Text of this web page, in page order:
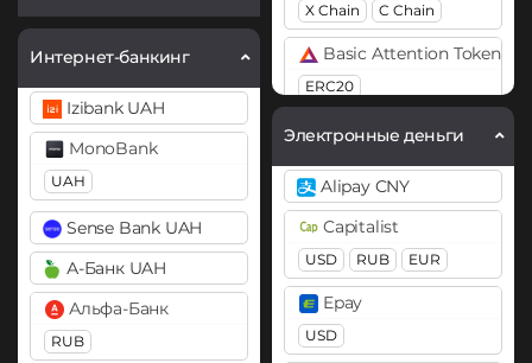
Интернет-банкинг
Izibank UAH
MonoBank
UAH
Sense Bank UAH
А-Банк UAH
Альфа-Банк
RUB
X Chain C Chain
Basic Attention Token
ERC20
Binance Coin (BNB)
BEP20 BEP2
Bitcoin (BTC)
BTC BEP20
OP
ARB AVAXC
Bitcoin Cash (BCH)
Bitcoin SV (BSV)
Электронные деньги
Alipay CNY
Capitalist
USD RUB EUR
Epay
USD